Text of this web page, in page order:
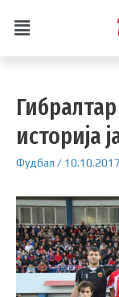
историја
Фудбал / 10.10.2017